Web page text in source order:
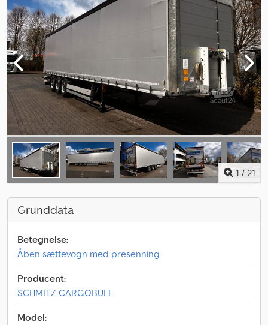
1 / 21
Grunddata
Betegnelse:
Åben sættevogn med presenning
Producent:
SCHMITZ CARGOBULL
Model: